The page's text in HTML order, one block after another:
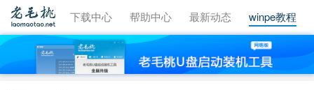
视频教程 下载中心 帮助中心 最新动态 winpe教程